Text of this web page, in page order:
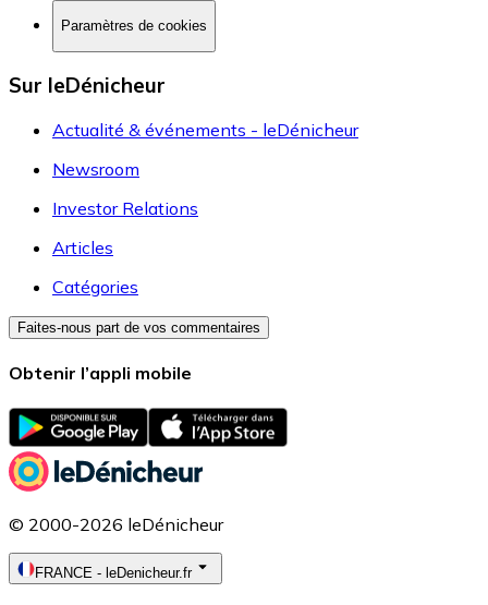
Paramètres de cookies
Sur leDénicheur
Actualité & événements - leDénicheur
Newsroom
Investor Relations
Articles
Catégories
Faites-nous part de vos commentaires
Obtenir l’appli mobile
© 2000-2026 leDénicheur
FRANCE - leDenicheur.fr